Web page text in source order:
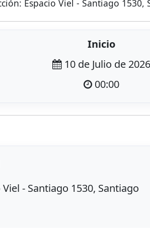
Espacio Viel - Santiago 1530,
Inicio
10 de Julio de 2026
00:00
Viel - Santiago 1530, Santiago